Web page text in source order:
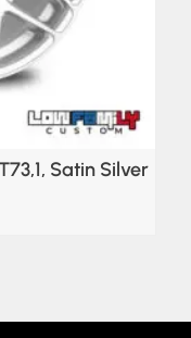
Satin Silver